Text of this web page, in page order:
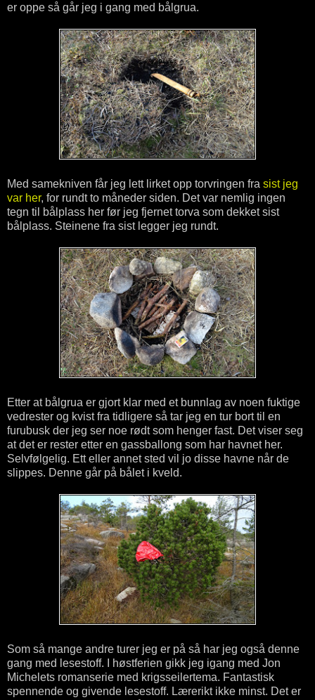
er oppe så går jeg i gang med bålgrua.
Med samekniven får jeg lett lirket opp torvringen fra sist jeg
var her, for rundt to måneder siden. Det var nemlig ingen
tegn til bålplass her før jeg fjernet torva som dekket sist
bålplass. Steinene fra sist legger jeg rundt.
Etter at bålgrua er gjort klar med et bunnlag av noen fuktige
vedrester og kvist fra tidligere så tar jeg en tur bort til en
furubusk der jeg ser noe rødt som henger fast. Det viser seg
at det er rester etter en gassballong som har havnet her.
Selvfølgelig. Ett eller annet sted vil jo disse havne når de
slippes. Denne går på bålet i kveld.
Som så mange andre turer jeg er på så har jeg også denne
gang med lesestoff. I høstferien gikk jeg igang med Jon
Michelets romanserie med krigsseilertema. Fantastisk
spennende og givende lesestoff. Lærerikt ikke minst. Det er